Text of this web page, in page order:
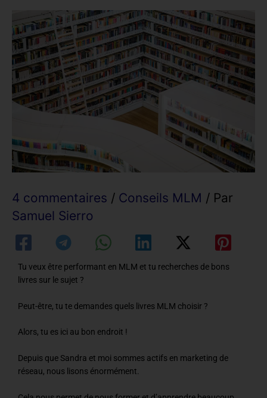
4 commentaires / Conseils MLM / Par
Samuel Sierro
Tu veux être performant en MLM et tu recherches de bons
livres sur le sujet ?
Peut-être, tu te demandes quels livres MLM choisir ?
Alors, tu es ici au bon endroit !
Depuis que Sandra et moi sommes actifs en marketing de
réseau, nous lisons énormément.